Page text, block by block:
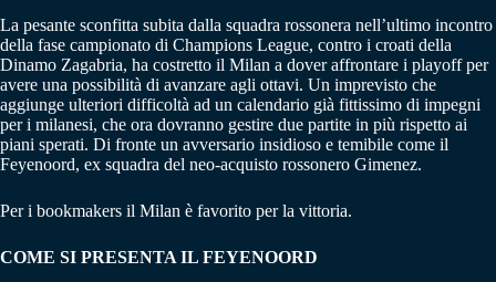
La pesante sconfitta subita dalla squadra rossonera nell’ultimo incontro
della fase campionato di Champions League, contro i croati della
Dinamo Zagabria, ha costretto il Milan a dover affrontare i playoff per
avere una possibilità di avanzare agli ottavi. Un imprevisto che
aggiunge ulteriori difficoltà ad un calendario già fittissimo di impegni
per i milanesi, che ora dovranno gestire due partite in più rispetto ai
piani sperati. Di fronte un avversario insidioso e temibile come il
Feyenoord, ex squadra del neo-acquisto rossonero Gimenez.
Per i bookmakers il Milan è favorito per la vittoria.
COME SI PRESENTA IL FEYENOORD